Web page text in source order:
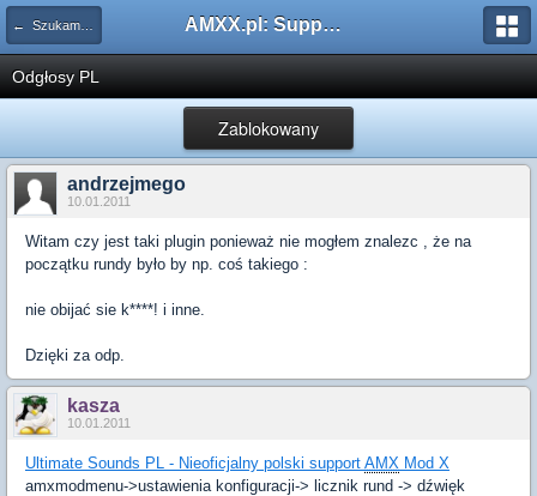
← Szukam pluginu AMXX.pl: Support AMX Mod X i SourceMod
Odgłosy PL
Zablokowany
andrzejmego
10.01.2011
Witam czy jest taki plugin ponieważ nie mogłem znalezc , że na
początku rundy było by np. coś takiego :
nie obijać sie k****! i inne.
Dzięki za odp.
kasza
10.01.2011
Ultimate Sounds PL - Nieoficjalny polski support AMX Mod X
amxmodmenu->ustawienia konfiguracji-> licznik rund -> dźwięk